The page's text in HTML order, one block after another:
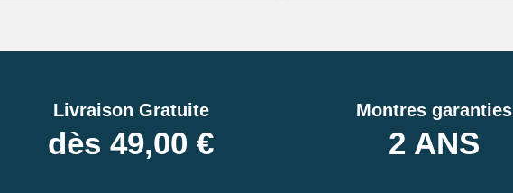
Livraison Gratuite
dès 49,00 €
Montres garanties
2 ANS